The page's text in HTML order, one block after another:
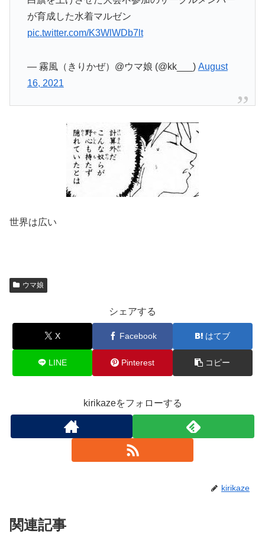
が育成した水着マルゼン
pic.twitter.com/K3WlWDb7lt
— 霧風（きりかぜ）@ウマ娘 (@kk___) August
16, 2021
世界は広い
ウマ娘
シェアする
X Facebook はてブ
LINE Pinterest コピー
kirikazeをフォローする
kirikaze
関連記事